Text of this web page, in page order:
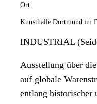
Ort:
Kunsthalle Dortmund im
INDUSTRIAL
Ausstellung über
auf globale
entlang historischer